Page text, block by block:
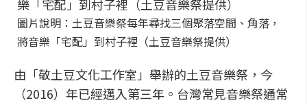
圖片說明：土豆音樂祭每年尋找三個聚落空間、角落，
將音樂「宅配」到村子裡（土豆音樂祭提供）
由「敬土豆文化工作室」舉辦的土豆音樂祭，今
（2016）年已經邁入第三年。台灣常見音樂祭通常